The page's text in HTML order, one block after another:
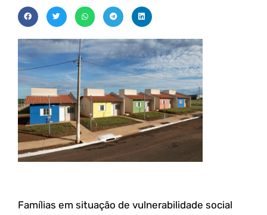
Famílias em situação de vulnerabilidade social